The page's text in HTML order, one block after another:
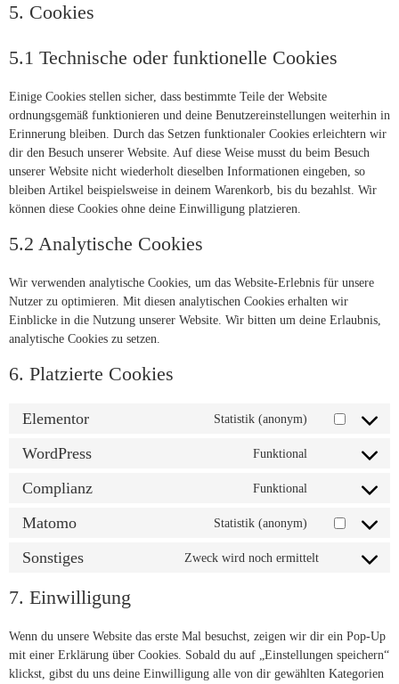
5. Cookies
5.1 Technische oder funktionelle Cookies
Einige Cookies stellen sicher, dass bestimmte Teile der Website
ordnungsgemäß funktionieren und deine Benutzereinstellungen weiterhin in
Erinnerung bleiben. Durch das Setzen funktionaler Cookies erleichtern wir
dir den Besuch unserer Website. Auf diese Weise musst du beim Besuch
unserer Website nicht wiederholt dieselben Informationen eingeben, so
bleiben Artikel beispielsweise in deinem Warenkorb, bis du bezahlst. Wir
können diese Cookies ohne deine Einwilligung platzieren.
5.2 Analytische Cookies
Wir verwenden analytische Cookies, um das Website-Erlebnis für unsere
Nutzer zu optimieren. Mit diesen analytischen Cookies erhalten wir
Einblicke in die Nutzung unserer Website. Wir bitten um deine Erlaubnis,
analytische Cookies zu setzen.
6. Platzierte Cookies
Elementor Statistik (anonym)
WordPress Funktional
Complianz Funktional
Matomo Statistik (anonym)
Sonstiges Zweck wird noch ermittelt
7. Einwilligung
Wenn du unsere Website das erste Mal besuchst, zeigen wir dir ein Pop-Up
mit einer Erklärung über Cookies. Sobald du auf „Einstellungen speichern“
klickst, gibst du uns deine Einwilligung alle von dir gewählten Kategorien